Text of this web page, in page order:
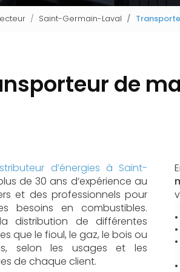
Saint-Germain-Laval
de
d’énergies à Saint-
de 30 ans d’expérience au
et des professionnels pour
besoins en combustibles.
la distribution de différentes
que le fioul, le gaz, le bois ou
selon les usages et les
de chaque client.